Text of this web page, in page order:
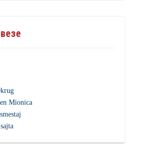
Mionica